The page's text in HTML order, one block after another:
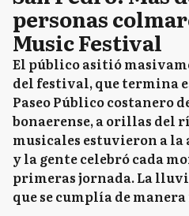
personas
Music Festival
El público asitió
del festival, que termina
Paseo Público costanero
bonaerense, a orillas del
musicales estuvieron a
y la gente celebró cada
primeras jornada. La
que se cumplía de